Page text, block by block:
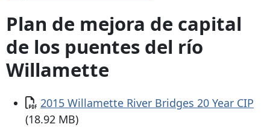
Plan de mejora de capital
de los puentes del río
Willamette
Documento
2015 Willamette River Bridges 20 Year CIP
(18.92 MB)